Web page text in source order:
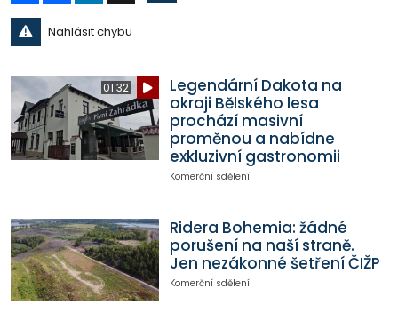
Nahlásit chybu
01:32
Legendární Dakota na
okraji Bělského lesa
prochází masivní
proměnou a nabídne
exkluzivní gastronomii
Komerční sdělení
Ridera Bohemia: žádné
porušení na naší straně.
Jen nezákonné šetření ČIŽP
Komerční sdělení